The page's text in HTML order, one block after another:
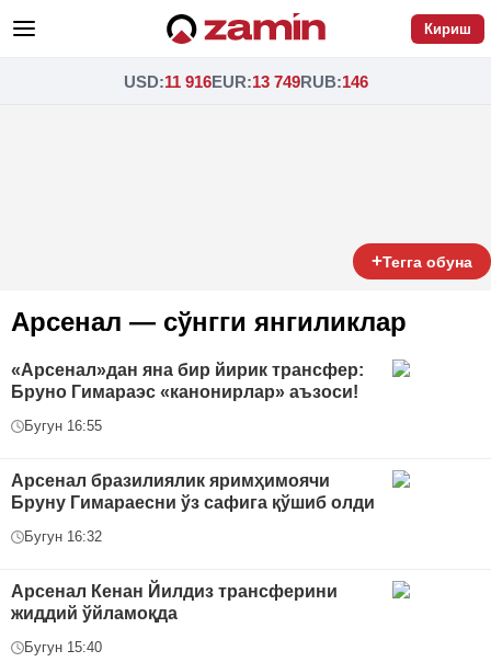
Кириш
USD:11 916EUR:13 749RUB:146
+Тегга обуна
Арсенал — сўнгги янгиликлар
«Арсенал»дан яна бир йирик трансфер:
Бруно Гимараэс «канонирлар» аъзоси!
Бугун 16:55
Арсенал бразилиялик яримҳимоячи
Бруну Гимараесни ўз сафига қўшиб олди
Бугун 16:32
Арсенал Кенан Йилдиз трансферини
жиддий ўйламоқда
Бугун 15:40